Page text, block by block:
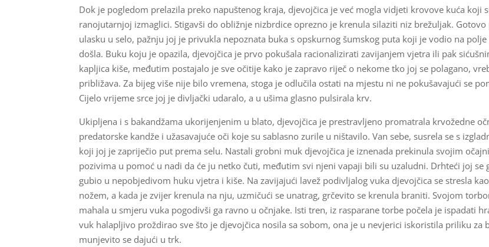
Dok je pogledom prelazila preko napuštenog kraja, djevojčica je već mogla vidjeti krovove kuća koji
ranojutarnjoj izmaglici. Stigavši do obližnje nizbrdice oprezno je krenula silaziti niz brežuljak.
ulasku u selo, pažnju joj je privukla nepoznata buka s opskurnog šumskog puta koji je vodio na polje
došla. Buku koju je opazila, djevojčica je prvo pokušala racionalizirati zavijanjem vjetra ili pak
kapljica kiše, međutim postajalo je sve očitije kako je zapravo riječ o nekome tko joj se polagano,
približava. Za bijeg više nije bilo vremena, stoga je odlučila ostati na mjestu ni ne pokušavajući se
Cijelo vrijeme srce joj je divljački udaralo, a u ušima glasno pulsirala krv.
Ukipljena i s bakandžama ukorijenjenim u blato, djevojčica je prestravljeno promatrala krvožedne
predatorske kandže i užasavajuće oči koje su sablasno zurile u ništavilo. Van sebe, susrela se s
koji joj je zapriječio put prema selu. Nastali grobni muk djevojčica je iznenada prekinula svojim
pozivima u pomoć u nadi da će ju netko čuti, međutim svi njeni vapaji bili su uzaludni. Drhteći joj se
gubio u nepobjedivom huku vjetra i kiše. Na zavijajući lavež podivljalog vuka djevojčica se stresla
nožem, a kada je zvijer krenula na nju, uzmičući se unatrag, grčevito se krenula braniti. Svojom
mahala u smjeru vuka pogodivši ga ravno u očnjake. Isti tren, iz rasparane torbe počela je ispadati
vuk halapljivo proždirao sve što je djevojčica nosila sa sobom, ona je u nevjerici iskoristila priliku za
munjevito se dajući u trk.